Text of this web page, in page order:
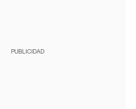
PUBLICIDAD